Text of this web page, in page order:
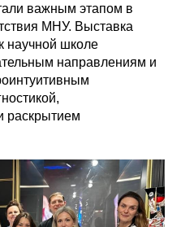
важным этапом в
МНУ. Выставка
научной школе
направлениям и
раскрытием